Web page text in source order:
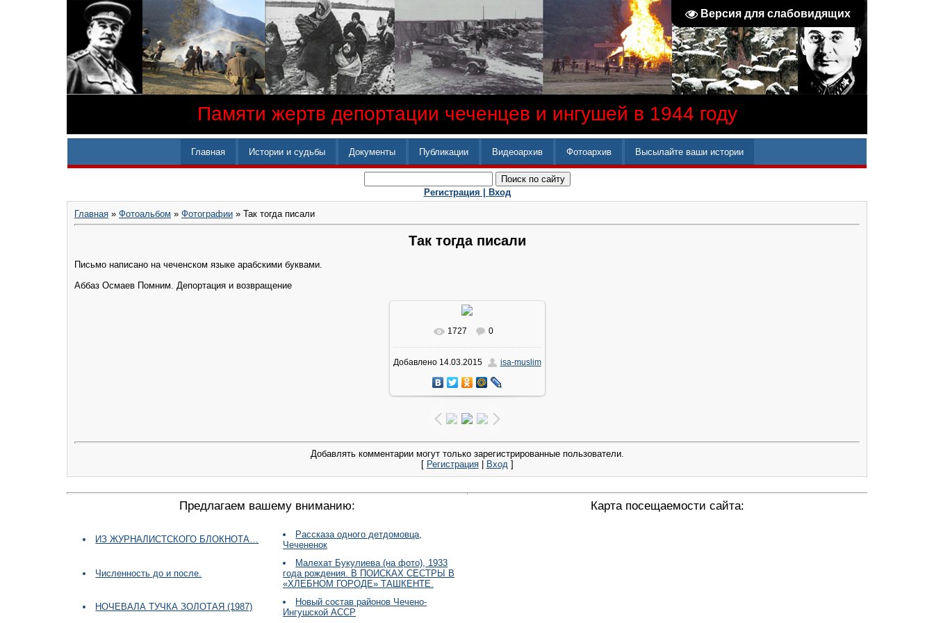
Версия для слабовидящих
Памяти жертв депортации чеченцев и ингушей в 1944 году
Главная Истории и судьбы Документы Публикации Видеоархив Фотоархив Высылайте ваши истории
Регистрация | Вход
Главная » Фотоальбом » Фотографии » Так тогда писали
Так тогда писали
Письмо написано на чеченском языке арабскими буквами.
Аббаз Осмаев ‎Помним. Депортация и возвращение
В реальном размере
135.1Kb
1727 0
Добавлено14.03.2015 isa-muslim
Добавлять комментарии могут только зарегистрированные пользователи.
[ Регистрация| Вход]
Предлагаем вашему вниманию:
ИЗ ЖУРНАЛИСТСКОГО БЛОКНОТА…
Рассказа одного детдомовца,
Чечененок
Численность до и после.
Малехат Букулиева (на фото), 1933
года рождения. В ПОИСКАХ СЕСТРЫ В
«ХЛЕБНОМ ГОРОДЕ» ТАШКЕНТЕ.
НОЧЕВАЛА ТУЧКА ЗОЛОТАЯ (1987)
Новый состав районов Чечено-
Ингушской АССР
Карта посещаемости сайта: